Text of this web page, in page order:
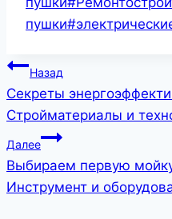
пушки#
Навигация
по
записям
Назад
Секреты
Стройматериалы и
Далее
Выбираем первую
Инструмент и